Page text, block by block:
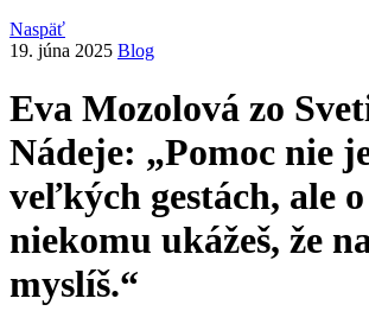
Naspäť
19. júna 2025 Blog
Eva Mozolová zo
Nádeje: „Pomoc nie
veľkých gestách, ale
niekomu ukážeš, že
myslíš.“